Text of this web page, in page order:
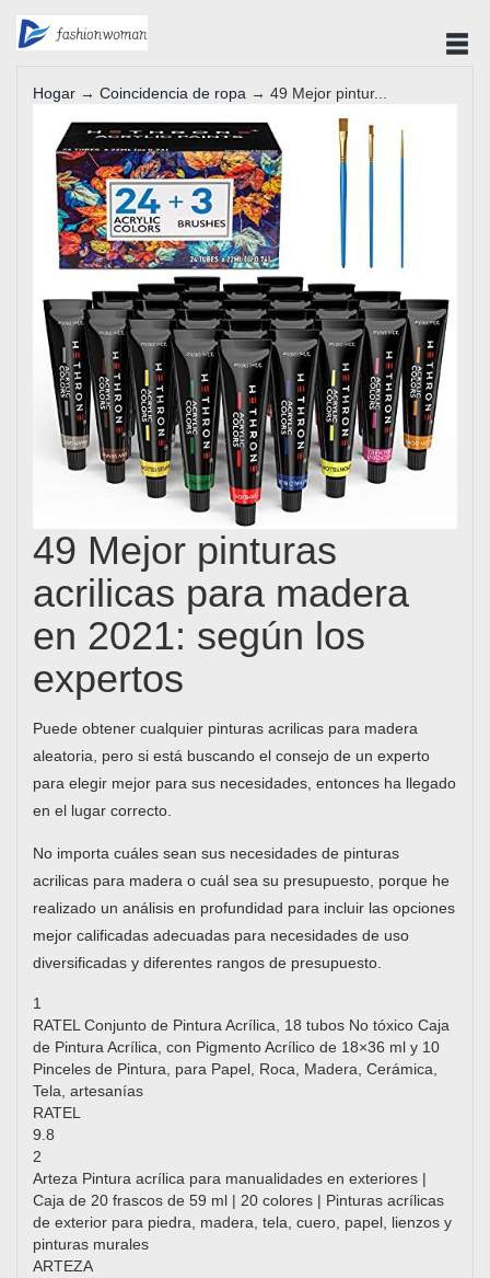
Hogar → Coincidencia de ropa → 49 Mejor pintur...
49 Mejor pinturas
acrilicas para madera
en 2021: según los
expertos
Puede obtener cualquier pinturas acrilicas para madera
aleatoria, pero si está buscando el consejo de un experto
para elegir mejor para sus necesidades, entonces ha llegado
en el lugar correcto.
No importa cuáles sean sus necesidades de pinturas
acrilicas para madera o cuál sea su presupuesto, porque he
realizado un análisis en profundidad para incluir las opciones
mejor calificadas adecuadas para necesidades de uso
diversificadas y diferentes rangos de presupuesto.
1
RATEL Conjunto de Pintura Acrílica, 18 tubos No tóxico Caja
de Pintura Acrílica, con Pigmento Acrílico de 18×36 ml y 10
Pinceles de Pintura, para Papel, Roca, Madera, Cerámica,
Tela, artesanías
RATEL
9.8
2
Arteza Pintura acrílica para manualidades en exteriores |
Caja de 20 frascos de 59 ml | 20 colores | Pinturas acrílicas
de exterior para piedra, madera, tela, cuero, papel, lienzos y
pinturas murales
ARTEZA